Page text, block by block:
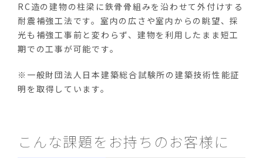
RC造の建物の柱梁に鉄骨骨組みを沿わせて外付けする
耐震補強工法です。室内の広さや室内からの眺望、採
光も補強工事前と変わらず、建物を利用したまま短工
期での工事が可能です。
※一般財団法人日本建築総合試験所の建築技術性能証
明を取得しています。
こんな課題をお持ちのお客様に